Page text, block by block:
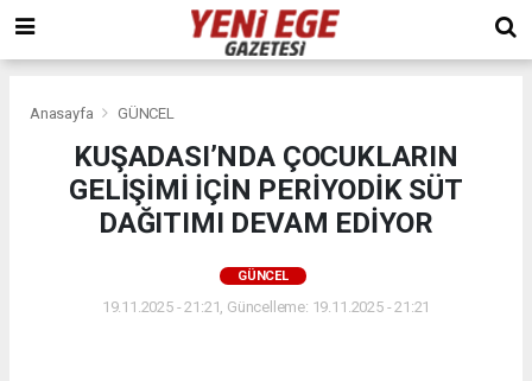
Anasayfa GÜNCEL
KUŞADASI’NDA ÇOCUKLARIN
GELİŞİMİ İÇİN PERİYODİK SÜT
DAĞITIMI DEVAM EDİYOR
GÜNCEL
19.11.2025 - 21:21, Güncelleme: 19.11.2025 - 21:21